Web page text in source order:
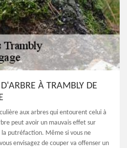
À TRAMBLY DE
aux arbres qui entourent celui à
peut avoir un mauvais effet sur
putréfaction. Même si vous ne
envisagez de couper va offenser un